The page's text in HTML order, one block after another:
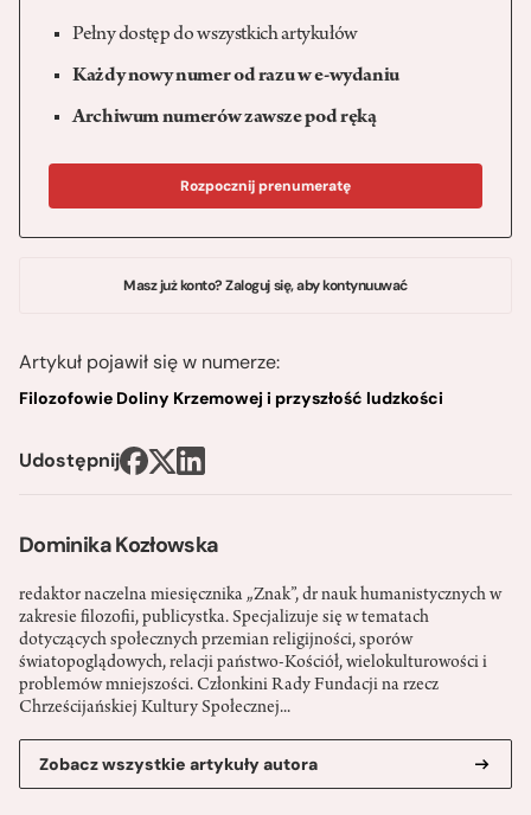
Dominika Kozłowska
redaktor naczelna miesięcznika „Znak”, dr nauk humanistycznych w
zakresie filozofii, publicystka. Specjalizuje się w tematach
dotyczących społecznych przemian religijności, sporów
światopoglądowych, relacji państwo-­Kościół, wielokulturowości i
problemów mniejszości. Członkini Rady Fundacji na rzecz
Chrześcijańskiej Kultury Społecznej...
Zobacz wszystkie artykuły autora
Pełny dostęp do wszystkich artykułów
Każdy nowy numer od razu w e-wydaniu
Archiwum numerów zawsze pod ręką
Rozpocznij prenumeratę
Masz już konto? Zaloguj się, aby kontynuuwać
Artykuł pojawił się w numerze:
Filozofowie Doliny Krzemowej i przyszłość ludzkości
Udostępnij